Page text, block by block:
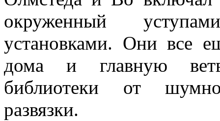
окруженный
установками. Они все
дома и главную
библиотеки от
развязки.